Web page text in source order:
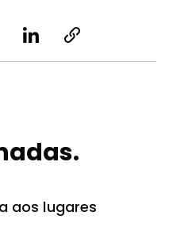
aos lugares